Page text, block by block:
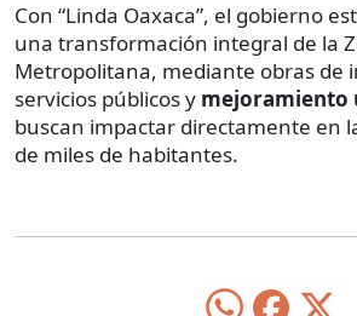
Con “Linda Oaxaca”, el gobierno
una transformación integral de la
Metropolitana, mediante obras de
servicios públicos y mejoramiento
buscan impactar directamente en
de miles de habitantes.